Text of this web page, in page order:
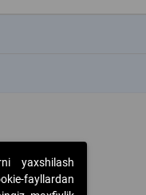
yaxshilash
fayllardan